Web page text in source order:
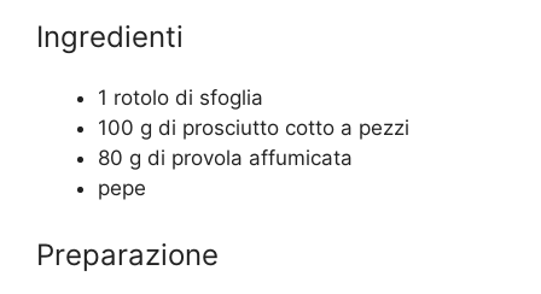
Ingredienti
1 rotolo di sfoglia
100 g di prosciutto cotto a pezzi
80 g di provola affumicata
pepe
Preparazione